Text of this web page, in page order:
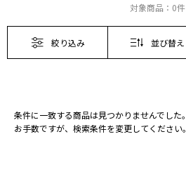
対象商品： 0件
絞り込み 並び替え
条件に一致する商品は見つかりませんでした。
お手数ですが、検索条件を変更してください。